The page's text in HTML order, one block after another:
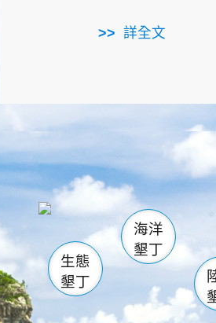
詳全文
龜山 海生館
恆春
龍鑾潭自
瓊麻館
關山
白砂
生態
墾丁
海洋
墾丁